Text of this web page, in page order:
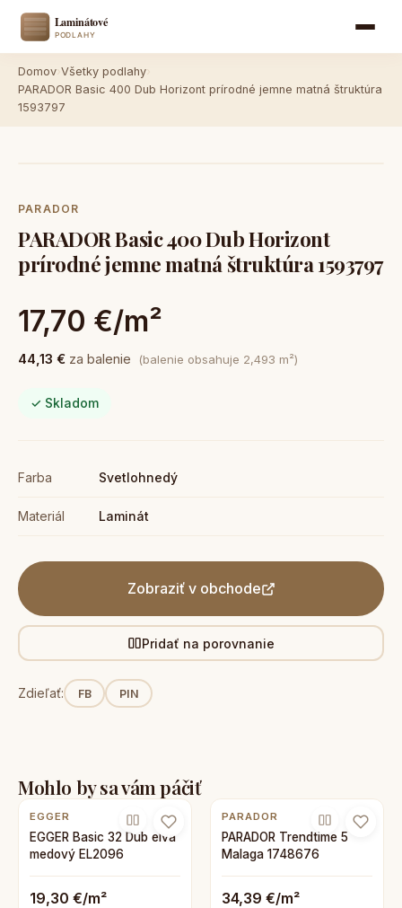
Domov Všetky podlahy
PARADOR Basic 400 Dub Horizont prírodné jemne matná štruktúra
1593797
PARADOR
PARADOR Basic 400 Dub Horizont
prírodné jemne matná štruktúra 1593797
17,70 €/m²
44,13 € za balenie (balenie obsahuje 2,493 m²)
✓ Skladom
Farba Svetlohnedý
Materiál Laminát
Zobraziť v obchode
Pridať na porovnanie
Zdieľať: FB PIN
Mohlo by sa vám páčiť
EGGER
EGGER Basic 32 Dub elva
medový EL2096
19,30 €/m²
PARADOR
PARADOR Trendtime 5
Malaga 1748676
34,39 €/m²